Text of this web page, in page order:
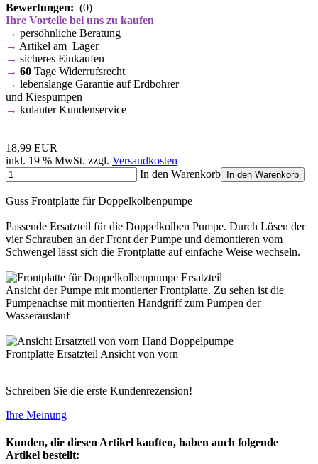
Bewertungen: (0)
Ihre Vorteile bei uns zu kaufen
→ persöhnliche Beratung
→ Artikel am Lager
→ sicheres Einkaufen
→ 60 Tage Widerrufsrecht
→ lebenslange Garantie auf Erdbohrer
und Kiespumpen
→ kulanter Kundenservice
18,99 EUR
inkl. 19 % MwSt. zzgl. Versandkosten
In den Warenkorb
In den Warenkorb
Guss Frontplatte für Doppelkolbenpumpe
Passende Ersatzteil für die Doppelkolben Pumpe. Durch Lösen der
vier Schrauben an der Front der Pumpe und demontieren vom
Schwengel lässt sich die Frontplatte auf einfache Weise wechseln.
Ansicht der Pumpe mit montierter Frontplatte. Zu sehen ist die
Pumpenachse mit montierten Handgriff zum Pumpen der
Wasserauslauf
Frontplatte Ersatzteil Ansicht von vorn
Schreiben Sie die erste Kundenrezension!
Ihre Meinung
Kunden, die diesen Artikel kauften, haben auch folgende
Artikel bestellt: